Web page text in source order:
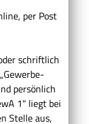
per Post
schriftlich
persönlich
1" liegt bei
Stelle aus,